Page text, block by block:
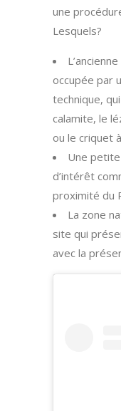
une
Lesquels?
occupée par
technique,
calamite, le
ou le criquet
Une
d’intérêt
proximité du
La zone
site qui
avec la